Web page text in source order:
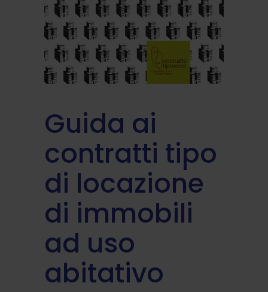
Guida ai
contratti tipo
di locazione
di immobili
ad uso
abitativo